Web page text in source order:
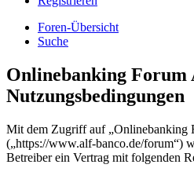
Foren-Übersicht
Suche
Onlinebanking Forum
Nutzungsbedingungen
Mit dem Zugriff auf „Onlinebanking
(„https://www.alf-banco.de/forum“)
Betreiber ein Vertrag mit folgenden